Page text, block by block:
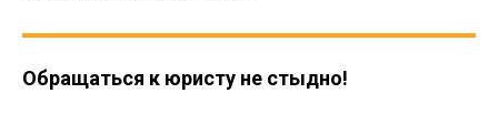
Обращаться к юристу не стыдно!